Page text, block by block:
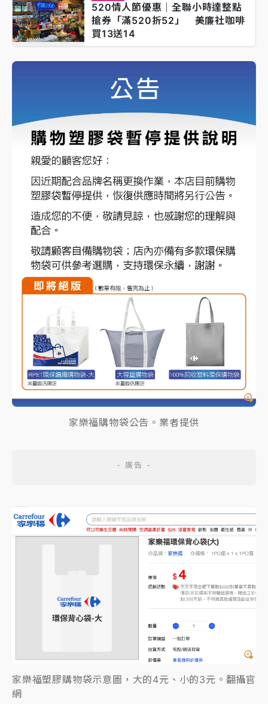
520情人節優惠｜全聯小時達整點
搶券「滿520折52」 美廉社咖啡
買13送14
家樂福購物袋公告。業者提供
家樂福塑膠購物袋示意圖，大的4元、小的3元。翻攝官
網